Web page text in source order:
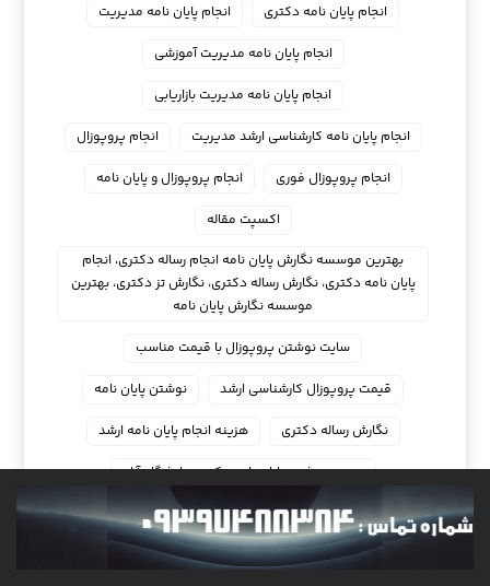
انجام پایان نامه دکتری
انجام پایان نامه مدیریت
انجام پایان نامه مدیریت آموزشی
انجام پایان نامه مدیریت بازاریابی
انجام پایان نامه کارشناسی ارشد مدیریت
انجام پروپوزال
انجام پروپوزال فوری
انجام پروپوزال و پایان نامه
اکسپت مقاله
بهترین موسسه نگارش پایان نامه انجام رساله دکتری، انجام
پایان نامه دکتری، نگارش رساله دکتری، نگارش تز دکتری، بهترین
موسسه نگارش پایان نامه
سایت نوشتن پروپوزال با قیمت مناسب
قیمت پروپوزال کارشناسی ارشد
نوشتن پایان نامه
نگارش رساله دکتری
هزینه انجام پایان نامه ارشد
هزینه نوشتن پایان نامه دکتری دانشگاه آزاد
کمک هزینه نوشتن پایان نامه